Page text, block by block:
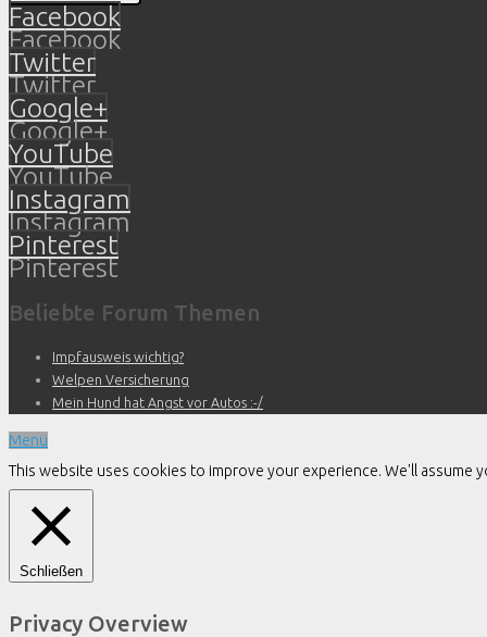
Facebook
Facebook
Twitter
Twitter
Google+
Google+
YouTube
YouTube
Instagram
Instagram
Pinterest
Pinterest
Beliebte Forum Themen
Impfausweis wichtig?
Welpen Versicherung
Mein Hund hat Angst vor Autos :-/
Menü
This website uses cookies to improve your experience. We'll
Schließen
Privacy Overview